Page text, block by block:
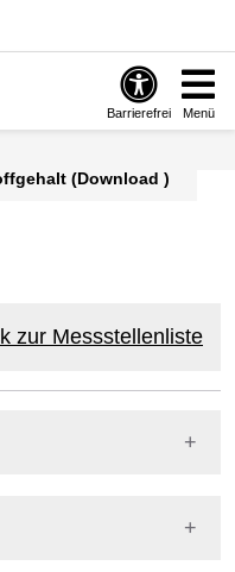
Barrierefrei Menü
(Download )
zur Messstellenliste